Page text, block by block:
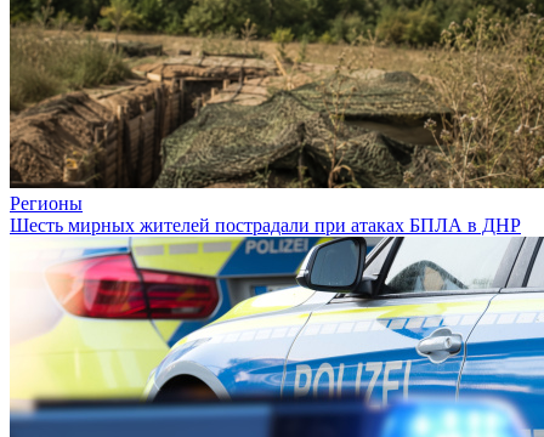
Регионы
Шесть мирных жителей пострадали при атаках БПЛА в ДНР